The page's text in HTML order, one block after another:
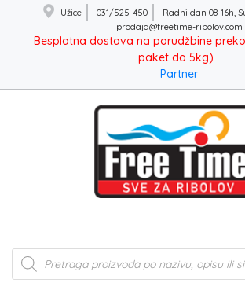
Užice 031/525-450
Radni dan 08-16h,
prodaja@freetime-ribolov.com
Besplatna dostava na porudžbine preko
paket do 5kg)
Partner
Products
search